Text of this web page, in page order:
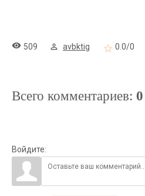
509 avbktig 0.0/0
Всего комментариев: 0
Войдите: